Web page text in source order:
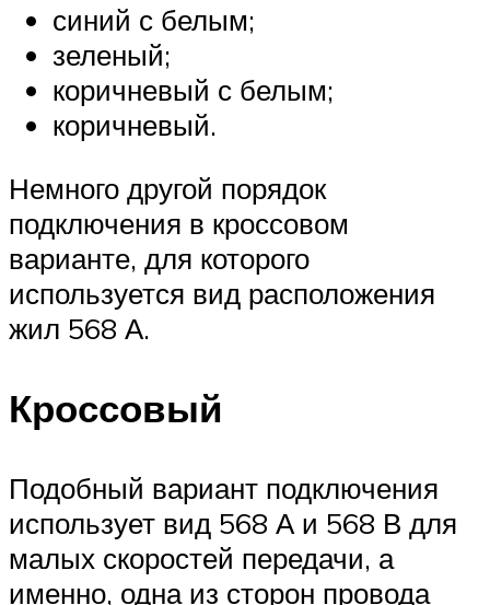
синий с белым;
зеленый;
коричневый с белым;
коричневый.
Немного другой порядок
подключения в кроссовом
варианте, для которого
используется вид расположения
жил 568 А.
Кроссовый
Подобный вариант подключения
использует вид 568 А и 568 В для
малых скоростей передачи, а
именно, одна из сторон провода